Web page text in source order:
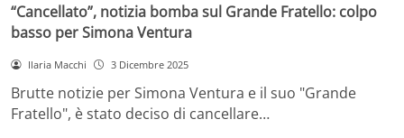
“Cancellato”, notizia bomba sul Grande Fratello: colpo
basso per Simona Ventura
Ilaria Macchi 3 Dicembre 2025
Brutte notizie per Simona Ventura e il suo "Grande
Fratello", è stato deciso di cancellare…